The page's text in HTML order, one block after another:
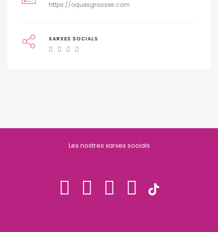
https://oquesgrasses.com
XARXES SOCIALS
Les nostres xarxes socials